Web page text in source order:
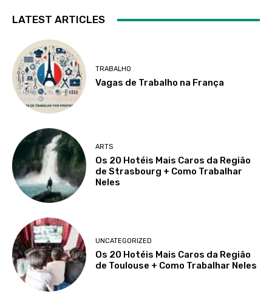
LATEST ARTICLES
TRABALHO
Vagas de Trabalho na França
ARTS
Os 20 Hotéis Mais Caros da Região
de Strasbourg + Como Trabalhar
Neles
UNCATEGORIZED
Os 20 Hotéis Mais Caros da Região
de Toulouse + Como Trabalhar Neles